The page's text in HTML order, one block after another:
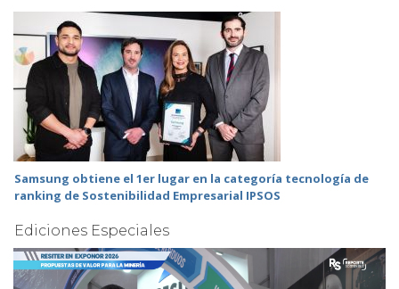
Samsung obtiene el 1er lugar en la categoría tecnología de
ranking de Sostenibilidad Empresarial IPSOS
Ediciones Especiales